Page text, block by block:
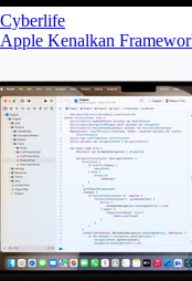
Cyberlife
Apple Kenalkan